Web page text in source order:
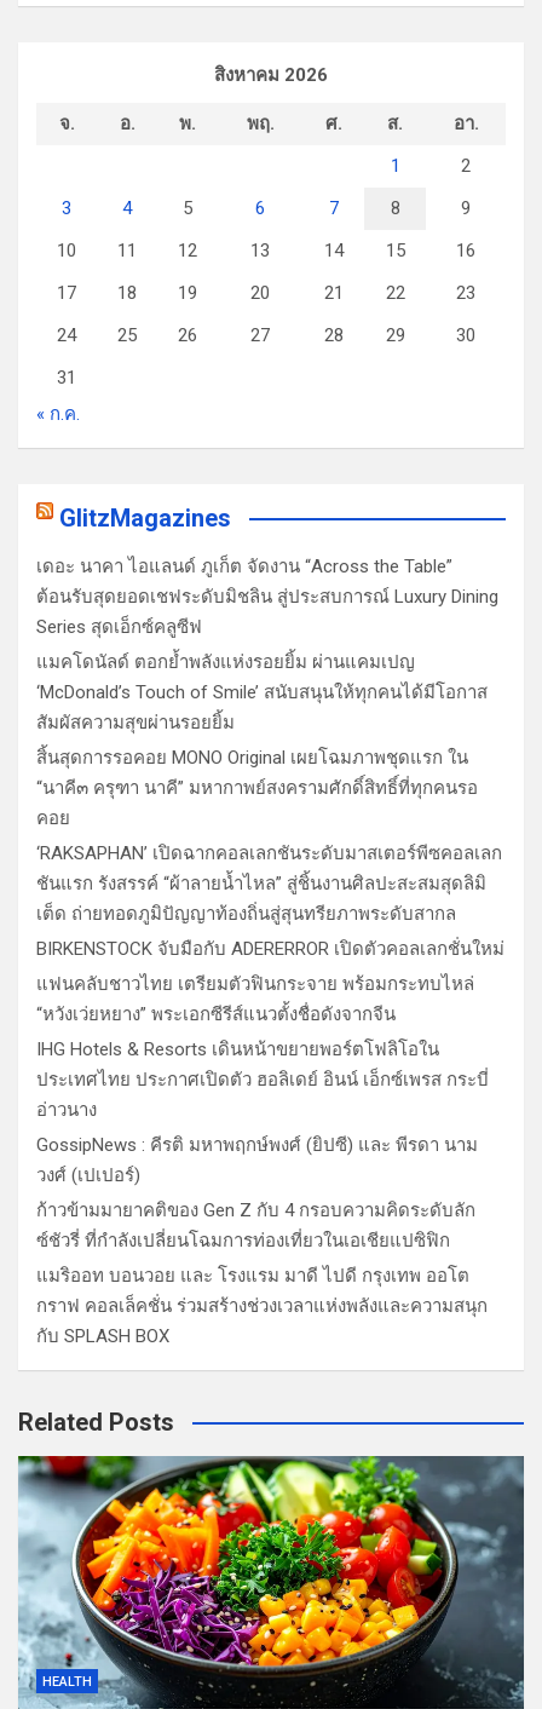
สิงหาคม 2026
จ. อ. พ. พฤ. ศ. ส.
อา.
1
2
3
4 5 6 7 8
9
10
11 12 13 14 15
16
17
18 19 20 21 22
23
24
25 26 27 28 29
30
31
« ก.ค.
GlitzMagazines
เดอะ นาคา ไอแลนด์ ภูเก็ต จัดงาน “Across the Table”
ต้อนรับสุดยอดเชฟระดับมิชลิน สู่ประสบการณ์ Luxury Dining
Series สุดเอ็กซ์คลูซีฟ
แมคโดนัลด์ ตอกย้ำพลังแห่งรอยยิ้ม ผ่านแคมเปญ
‘McDonald’s Touch of Smile’ สนับสนุนให้ทุกคนได้มีโอกาส
สัมผัสความสุขผ่านรอยยิ้ม
สิ้นสุดการรอคอย MONO Original เผยโฉมภาพชุดแรก ใน
“นาคี๓ ครุฑา นาคี” มหากาพย์สงครามศักดิ์สิทธิ์ที่ทุกคนรอ
คอย
‘RAKSAPHAN’ เปิดฉากคอลเลกชันระดับมาสเตอร์พีซคอลเลก
ชันแรก รังสรรค์ “ผ้าลายน้ำไหล” สู่ชิ้นงานศิลปะสะสมสุดลิมิ
เต็ด ถ่ายทอดภูมิปัญญาท้องถิ่นสู่สุนทรียภาพระดับสากล
BIRKENSTOCK จับมือกับ ADERERROR เปิดตัวคอลเลกชั่นใหม่
แฟนคลับชาวไทย เตรียมตัวฟินกระจาย พร้อมกระทบไหล่
“หวังเว่ยหยาง” พระเอกซีรีส์แนวตั้งชื่อดังจากจีน
IHG Hotels & Resorts เดินหน้าขยายพอร์ตโฟลิโอใน
ประเทศไทย ประกาศเปิดตัว ฮอลิเดย์ อินน์ เอ็กซ์เพรส กระบี่
อ่าวนาง
GossipNews : คีรติ มหาพฤกษ์พงศ์ (ยิปซี) และ พีรดา นาม
วงศ์ (เปเปอร์)
ก้าวข้ามมายาคติของ Gen Z กับ 4 กรอบความคิดระดับลัก
ซ์ชัวรี่ ที่กำลังเปลี่ยนโฉมการท่องเที่ยวในเอเชียแปซิฟิก
แมริออท บอนวอย และ โรงแรม มาดี ไปดี กรุงเทพ ออโต
กราฟ คอลเล็คชั่น ร่วมสร้างช่วงเวลาแห่งพลังและความสนุก
กับ SPLASH BOX
Related Posts
HEALTH